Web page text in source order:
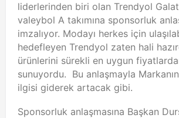
liderlerinden biri olan Trendyol
valeybol A takımına sponsorluk
imzalıyor. Modayı herkes için
hedefleyen Trendyol zaten hali
ürünlerini sürekli en uygun
sunuyordu. Bu anlaşmayla
ilgisi giderek artacak gibi.
Sponsorluk anlaşmasına Başkan